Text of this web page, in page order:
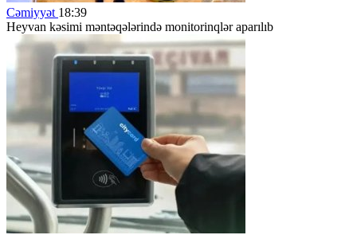
Cəmiyyət 18:39
Heyvan kəsimi məntəqələrində monitorinqlər aparılıb